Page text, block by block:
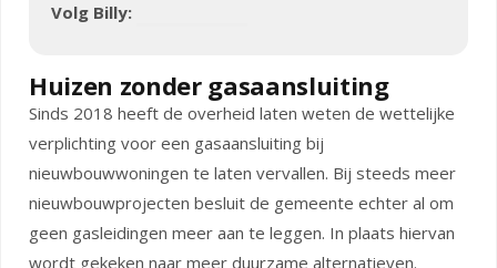
Volg Billy:
Huizen zonder gasaansluiting
Sinds 2018 heeft de overheid laten weten de wettelijke
verplichting voor een gasaansluiting bij
nieuwbouwwoningen te laten vervallen. Bij steeds meer
nieuwbouwprojecten besluit de gemeente echter al om
geen gasleidingen meer aan te leggen. In plaats hiervan
wordt gekeken naar meer duurzame alternatieven.